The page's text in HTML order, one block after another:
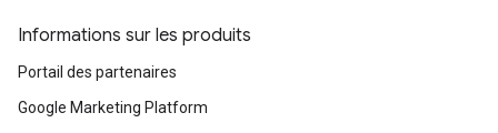
Informations sur les produits
Portail des partenaires
Google Marketing Platform